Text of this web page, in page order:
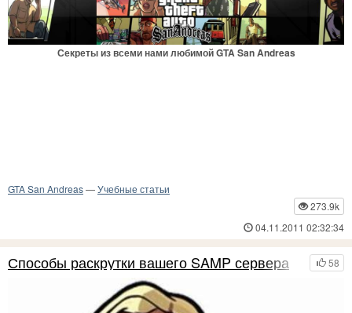
Секреты из всеми нами любимой GTA San Andreas
GTA San Andreas—Учебные статьи
273.9k
04.11.2011 02:32:34
58
Способы раскрутки вашего SAMP сервера